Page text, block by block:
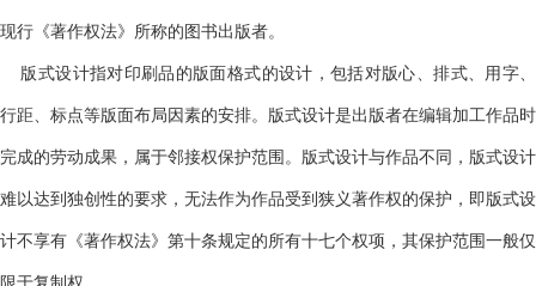
现行《著作权法》所称的图书出版者。
版式设计指对印刷品的版面格式的设计，包括对版心、排式、用字、
行距、标点等版面布局因素的安排。版式设计是出版者在编辑加工作品时
完成的劳动成果，属于邻接权保护范围。版式设计与作品不同，版式设计
难以达到独创性的要求，无法作为作品受到狭义著作权的保护，即版式设
计不享有《著作权法》第十条规定的所有十七个权项，其保护范围一般仅